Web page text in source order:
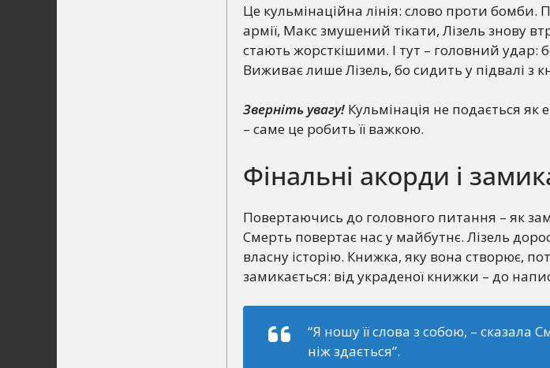
Це кульмінаційна лінія: слово проти
армії, Макс змушений тікати, Лізель знову
стають жорсткішими. І тут – головний удар:
Виживає лише Лізель, бо сидить у підвалі з
Зверніть увагу! Кульмінація не подається
– саме це робить її важкою.
Фінальні акорди і
Повертаючись до головного питання – як
Смерть повертає нас у майбутнє. Лізель
власну історію. Книжка, яку вона створює,
замикається: від украденої книжки – до
“Я ношу її слова з собою, – сказала
ніж здається”.